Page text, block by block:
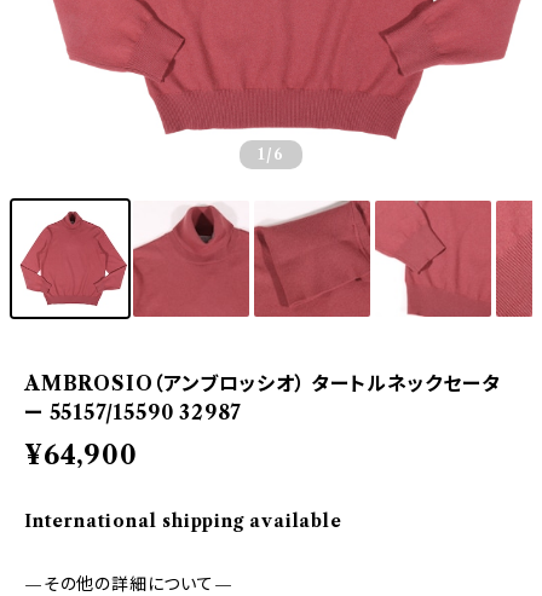
1 /6
AMBROSIO（アンブロッシオ） タートルネックセータ
ー 55157/15590 32987
¥64,900
International shipping available
—その他の詳細について—